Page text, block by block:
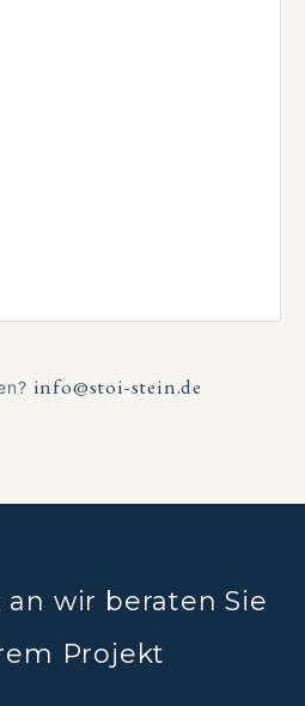
info@stoi-stein.de
an wir beraten Sie
Projekt